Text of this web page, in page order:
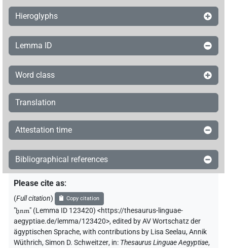
Hieroglyphs
Lemma ID
Word class
Translation
Attestation time
Bibliographical references
Please cite as:
(Full citation) Copy citation
"ẖnm" (Lemma ID 123420) <https://thesaurus-linguae-
aegyptiae.de/lemma/123420>,edited by AV Wortschatz der
ägyptischen Sprache,with contributions by Lisa Seelau,Annik
Wüthrich,Simon D. Schweitzer, in: Thesaurus Linguae Aegyptiae,